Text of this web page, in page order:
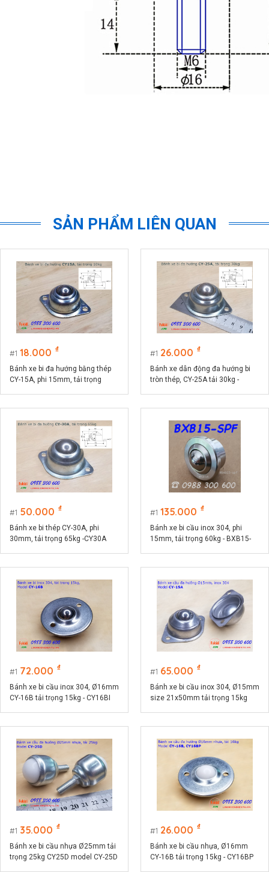
SẢN PHẨM LIÊN QUAN
1 18.000 ₫
Bánh xe bi đa hướng bằng thép
CY-15A, phi 15mm, tải trọng
1 26.000 ₫
Bánh xe dẫn động đa hướng bi
tròn thép, CY-25A tải 30kg -
1 50.000 ₫
Bánh xe bi thép CY-30A, phi
30mm, tải trọng 65kg -CY30A
1 135.000 ₫
Bánh xe bi cầu inox 304, phi
15mm, tải trọng 60kg - BXB15-
1 72.000 ₫
Bánh xe bi cầu inox 304, Ø16mm
CY-16B tải trọng 15kg - CY16BI
1 65.000 ₫
Bánh xe bi cầu inox 304, Ø15mm
size 21x50mm tải trọng 15kg
1 35.000 ₫
Bánh xe bi cầu nhựa Ø25mm tải
trọng 25kg CY25D model CY-25D
1 26.000 ₫
Bánh xe bi cầu nhựa, Ø16mm
CY-16B tải trọng 15kg - CY16BP